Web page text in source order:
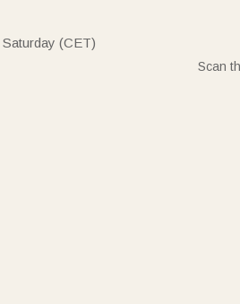
(CET)
Scan